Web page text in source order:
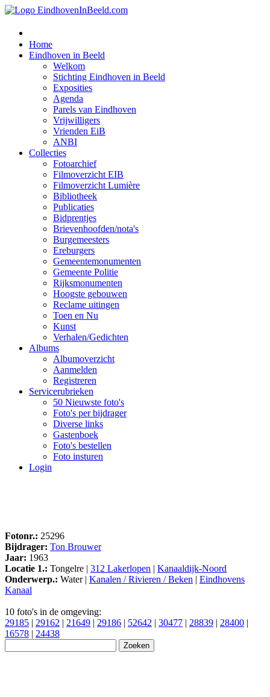
Home
Eindhoven in Beeld
Welkom
Stichting Eindhoven in Beeld
Exposities
Agenda
Parels van Eindhoven
Vrijwilligers
Vrienden EiB
ANBI
Collecties
Fotoarchief
Filmoverzicht EIB
Filmoverzicht Lumière
Bibliotheek
Publicaties
Bidprentjes
Brievenhoofden/nota's
Burgemeesters
Ereburgers
Gemeentemonumenten
Gemeente Politie
Rijksmonumenten
Hoogste gebouwen
Reclame uitingen
Toen en Nu
Kunst
Verhalen/Gedichten
Albums
Albumoverzicht
Aanmelden
Registreren
Servicerubrieken
50 Nieuwste foto's
Foto's per bijdrager
Diverse links
Gastenboek
Foto's bestellen
Foto insturen
Login
Fotonr.: 25296
Bijdrager: Ton Brouwer
Jaar: 1963
Locatie 1.: Tongelre | 312 Lakerlopen | Kanaaldijk-Noord
Onderwerp.: Water | Kanalen / Rivieren / Beken | Eindhovens
Kanaal
10 foto's in de omgeving:
29185 | 29162 | 21649 | 29186 | 52642 | 30477 | 28839 | 28400 |
16578 | 24438